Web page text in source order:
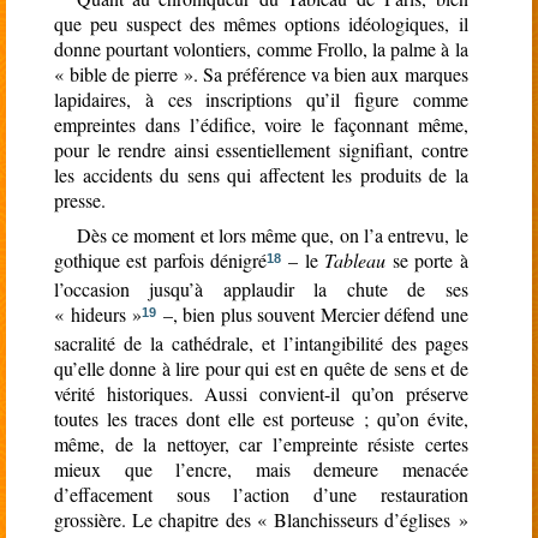
que peu suspect des mêmes options idéologiques, il
donne pourtant volontiers, comme Frollo, la palme à la
« bible de pierre ». Sa préférence va bien aux marques
lapidaires, à ces inscriptions qu’il figure comme
empreintes dans l’édifice, voire le façonnant même,
pour le rendre ainsi essentiellement signifiant, contre
les accidents du sens qui affectent les produits de la
presse.
Dès ce moment et lors même que, on l’a entrevu, le
gothique est parfois dénigré18 – le Tableau se porte à
l’occasion jusqu’à applaudir la chute de ses
« hideurs »19 –, bien plus souvent Mercier défend une
sacralité de la cathédrale, et l’intangibilité des pages
qu’elle donne à lire pour qui est en quête de sens et de
vérité historiques. Aussi convient-il qu’on préserve
toutes les traces dont elle est porteuse ; qu’on évite,
même, de la nettoyer, car l’empreinte résiste certes
mieux que l’encre, mais demeure menacée
d’effacement sous l’action d’une restauration
grossière. Le chapitre des « Blanchisseurs d’églises »